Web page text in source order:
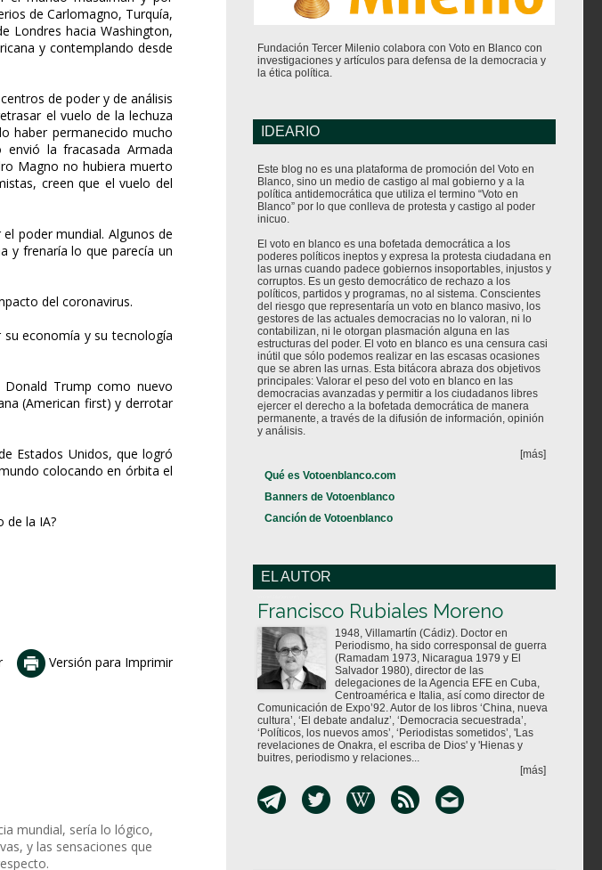
de Carlomagno, Turquía,
Londres hacia Washington,
y contemplando desde
de poder y de análisis
el vuelo de la lechuza
haber permanecido mucho
la fracasada Armada
Magno no hubiera muerto
creen que el vuelo del
poder mundial. Algunos de
y frenaría lo que parecía un
del coronavirus.
economía y su tecnología
Trump como nuevo
(American first) y derrotar
Estados Unidos, que logró
colocando en órbita el
de la IA?
Versión para Imprimir
mundial, sería lo lógico,
y las sensaciones que
Fundación Tercer Milenio colabora con Voto en Blanco con
investigaciones y artículos para defensa de la democracia y
la ética política.
IDEARIO
Este blog no es una plataforma de promoción del Voto en
Blanco, sino un medio de castigo al mal gobierno y a la
política antidemocrática que utiliza el termino “Voto en
Blanco” por lo que conlleva de protesta y castigo al poder
inicuo.
El voto en blanco es una bofetada democrática a los
poderes políticos ineptos y expresa la protesta ciudadana en
las urnas cuando padece gobiernos insoportables, injustos y
corruptos. Es un gesto democrático de rechazo a los
políticos, partidos y programas, no al sistema. Conscientes
del riesgo que representaría un voto en blanco masivo, los
gestores de las actuales democracias no lo valoran, ni lo
contabilizan, ni le otorgan plasmación alguna en las
estructuras del poder. El voto en blanco es una censura casi
inútil que sólo podemos realizar en las escasas ocasiones
que se abren las urnas. Esta bitácora abraza dos objetivos
principales: Valorar el peso del voto en blanco en las
democracias avanzadas y permitir a los ciudadanos libres
ejercer el derecho a la bofetada democrática de manera
permanente, a través de la difusión de información, opinión
y análisis.
[más]
Qué es Votoenblanco.com
Banners de Votoenblanco
Canción de Votoenblanco
EL AUTOR
Francisco Rubiales Moreno
1948, Villamartín (Cádiz). Doctor en
Periodismo, ha sido corresponsal de guerra
(Ramadam 1973, Nicaragua 1979 y El
Salvador 1980), director de las
delegaciones de la Agencia EFE en Cuba,
Centroamérica e Italia, así como director de
Comunicación de Expo’92. Autor de los libros ‘China, nueva
cultura’, ‘El debate andaluz’, ‘Democracia secuestrada’,
‘Políticos, los nuevos amos’, ‘Periodistas sometidos’, 'Las
revelaciones de Onakra, el escriba de Dios' y 'Hienas y
buitres, periodismo y relaciones...
[más]